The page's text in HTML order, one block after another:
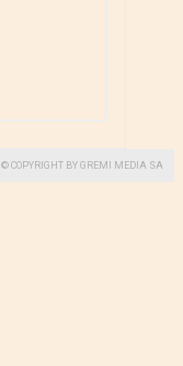
© COPYRIGHT BY GREMI MEDIA SA